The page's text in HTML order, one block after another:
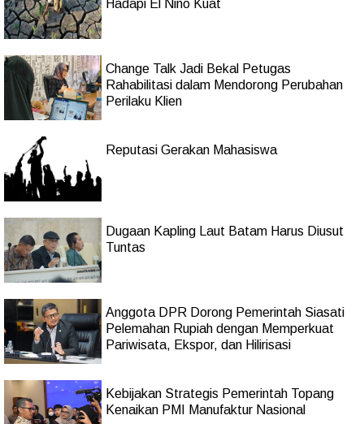
Hadapi El Niño Kuat
Change Talk Jadi Bekal Petugas
Rahabilitasi dalam Mendorong Perubahan
Perilaku Klien
Reputasi Gerakan Mahasiswa
Dugaan Kapling Laut Batam Harus Diusut
Tuntas
Anggota DPR Dorong Pemerintah Siasati
Pelemahan Rupiah dengan Memperkuat
Pariwisata, Ekspor, dan Hilirisasi
Kebijakan Strategis Pemerintah Topang
Kenaikan PMI Manufaktur Nasional